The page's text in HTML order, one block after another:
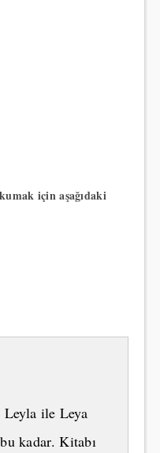
için aşağıdaki
Leyla ile Leya
kadar. Kitabı